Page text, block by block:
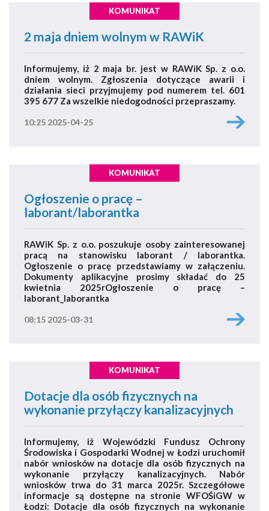
2 maja dniem wolnym w RAWiK
Informujemy, iż 2 maja br. jest w RAWiK Sp. z o.o.
dniem wolnym. Zgłoszenia dotyczące awarii i
działania sieci przyjmujemy pod numerem tel. 601
395 677 Za wszelkie niedogodności przepraszamy.
10:25 2025-04-25
KOMUNIKAT
Ogłoszenie o pracę –
laborant/laborantka
RAWiK Sp. z o.o. poszukuje osoby zainteresowanej
pracą na stanowisku laborant / laborantka.
Ogłoszenie o pracę przedstawiamy w załączeniu.
Dokumenty aplikacyjne prosimy składać do 25
kwietnia 2025rOgłoszenie o pracę –
laborant_laborantka
08:15 2025-03-31
KOMUNIKAT
Dotacje dla osób fizycznych na
wykonanie przyłączy kanalizacyjnych
Informujemy, iż Wojewódzki Fundusz Ochrony
Środowiska i Gospodarki Wodnej w Łodzi uruchomił
nabór wniosków na dotacje dla osób fizycznych na
wykonanie przyłączy kanalizacyjnych. Nabór
wniosków trwa do 31 marca 2025r. Szczegółowe
informacje są dostępne na stronie WFOŚiGW w
Łodzi: Dotacje dla osób fizycznych na wykonanie
KOMUNIKAT